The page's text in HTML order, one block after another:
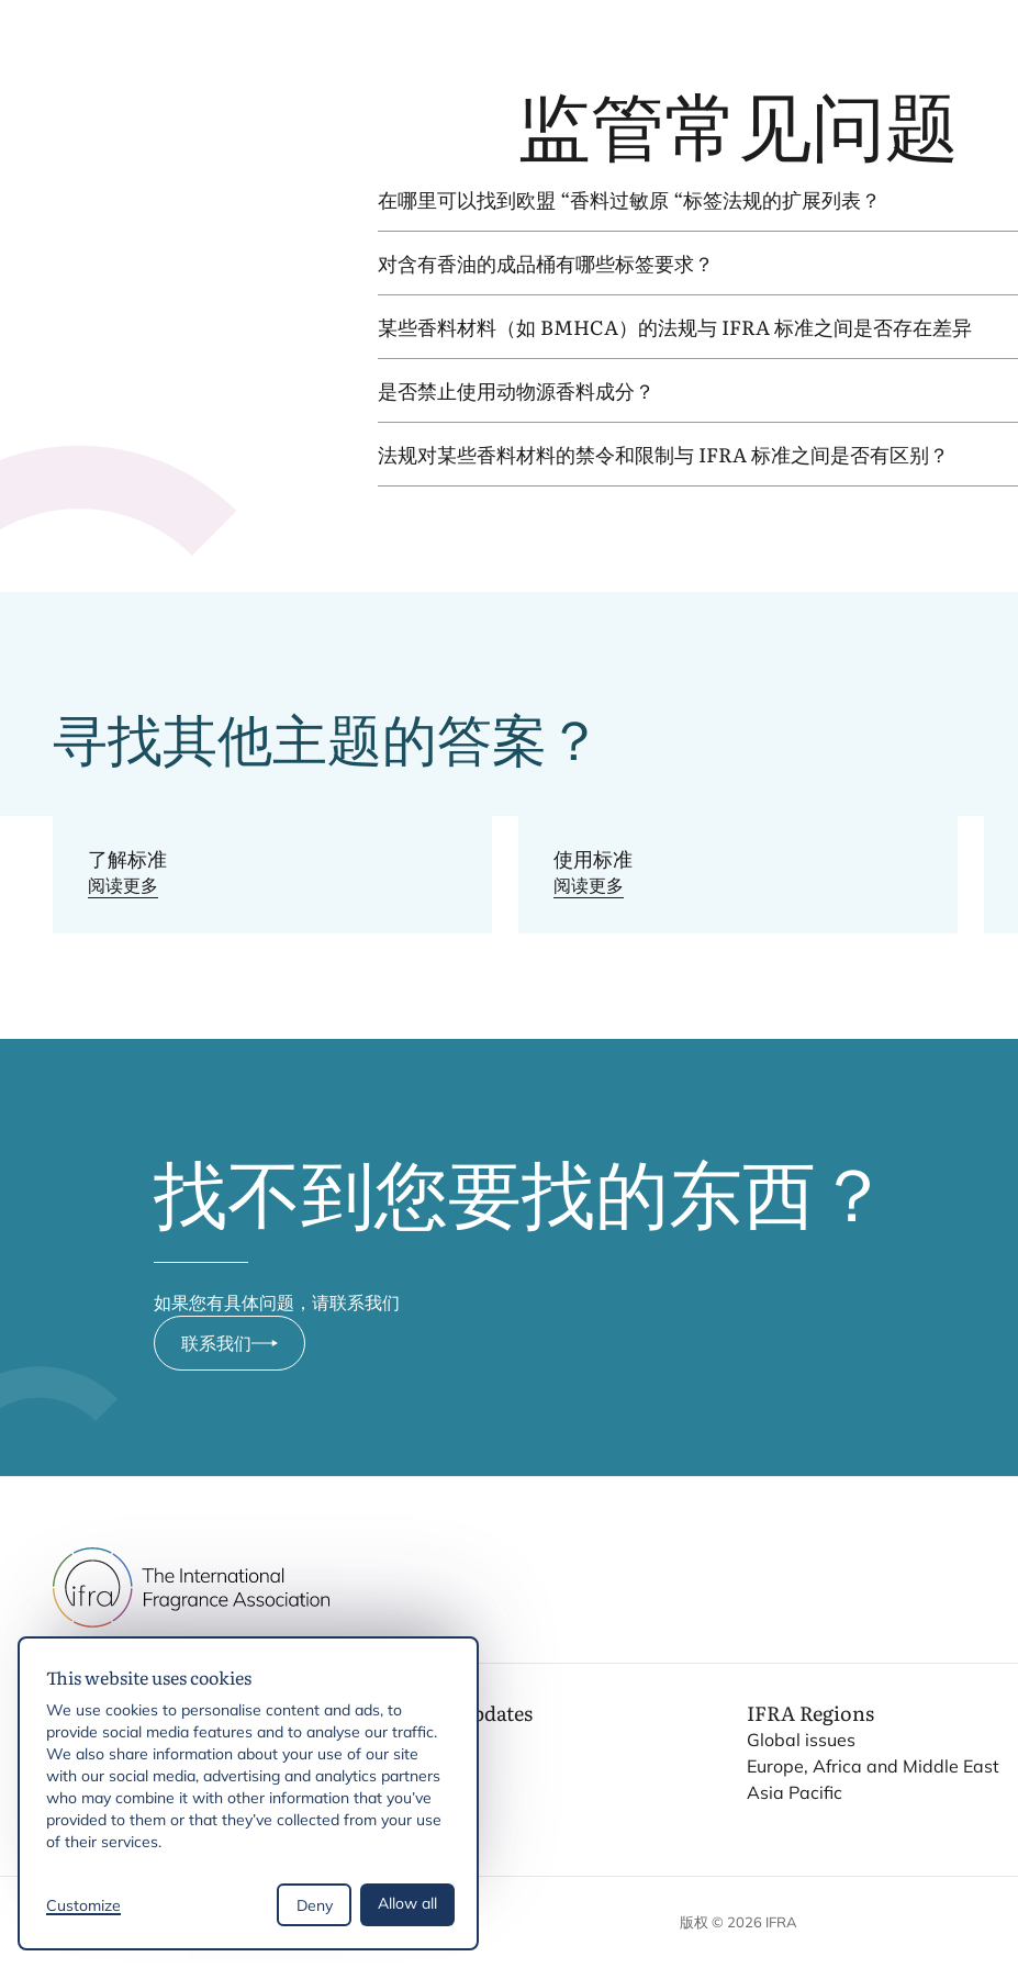
This website uses cookies
We use cookies to personalise content and ads, to
provide social media features and to analyse our traffic.
We also share information about your use of our site
with our social media, advertising and analytics partners
who may combine it with other information that you’ve
provided to them or that they’ve collected from your use
of their services.
Customize Deny Allow all
监管常见问题
在哪里可以找到欧盟 “香料过敏原“标签法规的扩展列表？
对含有香油的成品桶有哪些标签要求？
某些香料材料（如 BMHCA）的法规与IFRA标准之间是否存在差异
是否禁止使用动物源香料成分？
法规对某些香料材料的禁令和限制与IFRA标准之间是否有区别？
寻找其他主题的答案？
了解标准
阅读更多
IFRA Standards
使用标准
阅读更多
找不到您要找的东西？
如果您有具体问题，请联系我们
联系我们
IFRA
IFRA Standards
Latest updates IFRARegions
Global issues
Europe, Africa and Middle East
Asia Pacific
版权 © 2026 IFRA